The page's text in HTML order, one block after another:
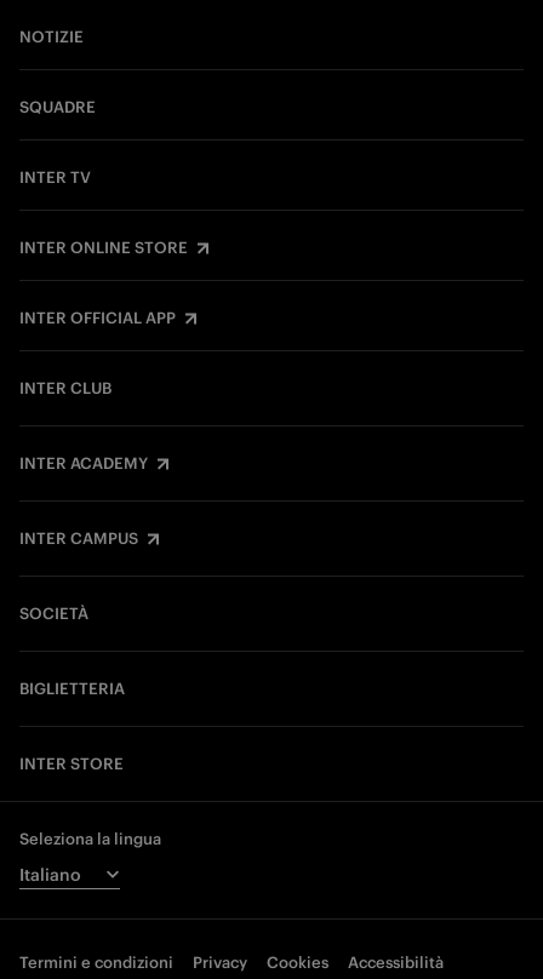
NOTIZIE
SQUADRE
INTER TV
INTER ONLINE STORE
INTER OFFICIAL APP
INTER CLUB
INTER ACADEMY
INTER CAMPUS
SOCIETÀ
BIGLIETTERIA
INTER STORE
Seleziona la lingua
Termini e condizioni Privacy Cookies Accessibilità